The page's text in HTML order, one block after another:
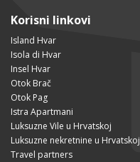
Korisni linkovi
Island Hvar
Isola di Hvar
Insel Hvar
Otok Brač
Otok Pag
Istra Apartmani
Luksuzne Vile u Hrvatskoj
Luksuzne nekretnine u Hrvatskoj
Travel partners